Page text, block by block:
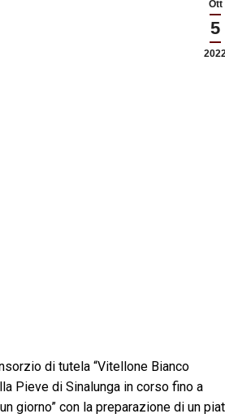
Ott
5
di tutela “Vitellone Bianco
Pieve di Sinalunga in corso fino a
giorno” con la preparazione di un